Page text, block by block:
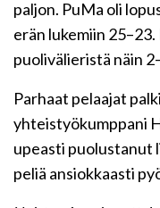
paljon. PuMa oli
erän lukemiin
puolivälieristä näin
Parhaat pelaajat
yhteistyökumppani
upeasti puolustanut
peliä ansiokkaasti